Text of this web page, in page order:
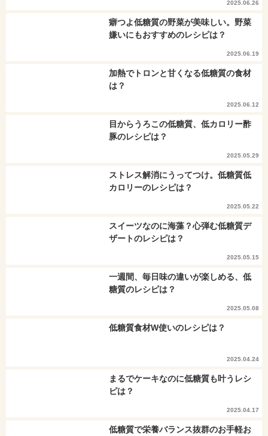
2025.06.26
癖つよ低糖質の野菜が美味しい。野菜
嫌いにもおすすめのレシピは？
2025.06.19
加熱でトロンと甘くなる低糖質の食材
は？
2025.06.12
目からうろこの低糖質、低カロリー酢
豚のレシピは？
2025.05.29
ストレス解消にうってつけ。低糖質低
カロリーのレシピは？
2025.05.22
スイーツなのに海藻？心弾む低糖質デ
ザートのレシピは？
2025.05.15
一週間、毎日味の違いが楽しめる、低
糖質のレシピは？
2025.05.08
低糖質食材W使いのレシピは？
2025.04.24
まるでケーキなのに低糖質も叶うレシ
ピは？
2025.04.17
低糖質で栄養バランス抜群のお手軽お